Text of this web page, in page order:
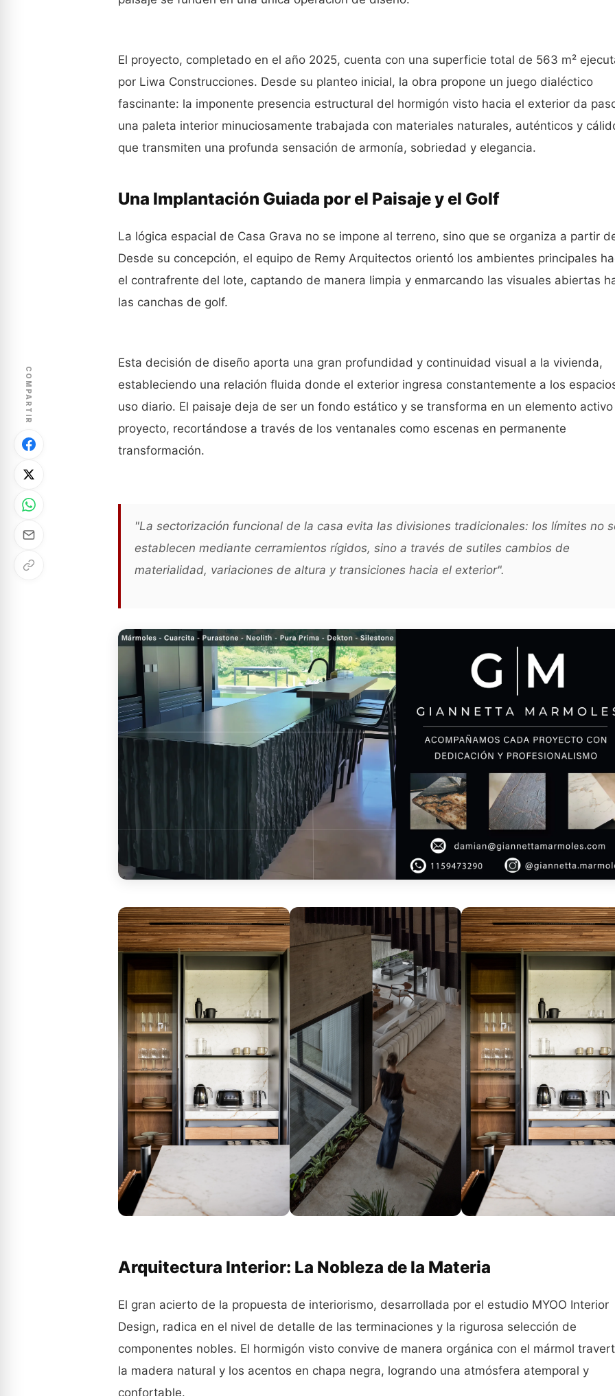
COMPARTIR
El proyecto, completado en el año 2025, cuenta con una superficie total de 563 m²
por Liwa Construcciones. Desde su planteo inicial, la obra propone un juego dialéctico
fascinante: la imponente presencia estructural del hormigón visto hacia el exterior da
una paleta interior minuciosamente trabajada con materiales naturales, auténticos y
que transmiten una profunda sensación de armonía, sobriedad y elegancia.
Una Implantación Guiada por el Paisaje y el Golf
La lógica espacial de Casa Grava no se impone al terreno, sino que se organiza a partir
Desde su concepción, el equipo de Remy Arquitectos orientó los ambientes principales
el contrafrente del lote, captando de manera limpia y enmarcando las visuales abiertas
las canchas de golf.
Esta decisión de diseño aporta una gran profundidad y continuidad visual a la vivienda,
estableciendo una relación fluida donde el exterior ingresa constantemente a los
uso diario. El paisaje deja de ser un fondo estático y se transforma en un elemento
proyecto, recortándose a través de los ventanales como escenas en permanente
transformación.
"La sectorización funcional de la casa evita las divisiones tradicionales: los límites no
establecen mediante cerramientos rígidos, sino a través de sutiles cambios de
materialidad, variaciones de altura y transiciones hacia el exterior".
Arquitectura Interior: La Nobleza de la Materia
El gran acierto de la propuesta de interiorismo, desarrollada por el estudio MYOO Interior
Design, radica en el nivel de detalle de las terminaciones y la rigurosa selección de
componentes nobles. El hormigón visto convive de manera orgánica con el mármol
la madera natural y los acentos en chapa negra, logrando una atmósfera atemporal y
confortable.